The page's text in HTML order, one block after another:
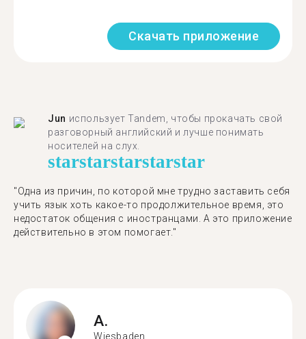
Скачать приложение
Jun использует Tandem, чтобы прокачать свой
разговорный английский и лучше понимать
носителей на слух.
starstarstarstarstar
"Одна из причин, по которой мне трудно заставить себя
учить язык хоть какое-то продолжительное время, это
недостаток общения с иностранцами. А это приложение
действительно в этом помогает."
A.
Wiesbaden